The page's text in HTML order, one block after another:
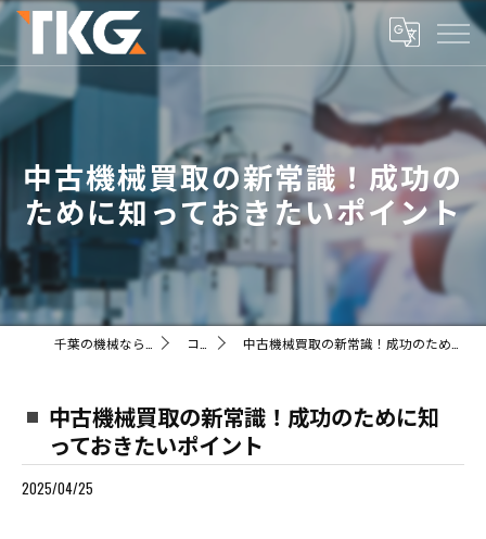
中古機械買取の新常識！成功の
ために知っておきたいポイント
コラム 中古機械買取の新常識！成功のために知っておきたいポイント
中古機械買取の新常識！成功のために知
っておきたいポイント
2025/04/25